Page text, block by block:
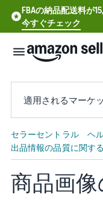
FBAの納品配送料が
今すぐチェック
中
文
-
CN
適用されるマーケ
商品画